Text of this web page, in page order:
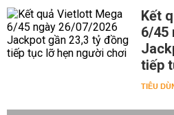
Kết
6/45
tiếp
TIÊU